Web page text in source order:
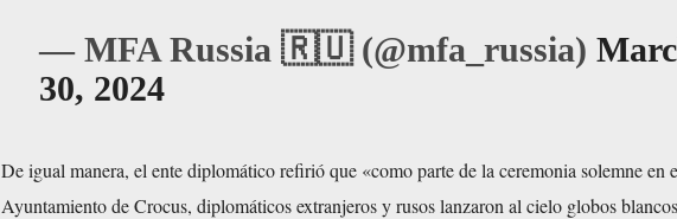
— MFA Russia 🇷🇺 (@mfa_russia)
30, 2024
De igual manera, el ente diplomático refirió que «como parte de la ceremonia solemne en
Ayuntamiento de Crocus, diplomáticos extranjeros y rusos lanzaron al cielo globos